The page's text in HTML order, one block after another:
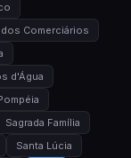
dos Comerciários
d'Água
Sagrada Família
Santa Lúcia